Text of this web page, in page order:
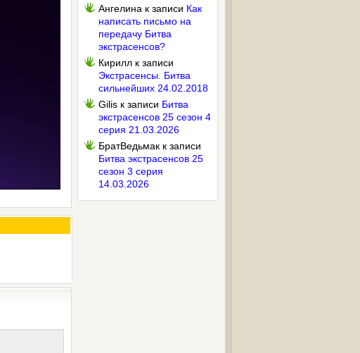
Ангелина к записи Как
написать письмо на
передачу Битва
экстрасенсов?
Кирилл к записи
Экстрасенсы. Битва
сильнейших 24.02.2018
Gilis к записи Битва
экстрасенсов 25 сезон 4
серия 21.03.2026
БратВедьмак к записи
Битва экстрасенсов 25
сезон 3 серия
14.03.2026